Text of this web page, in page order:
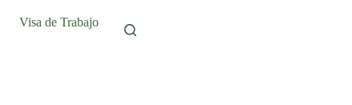
Visa de Trabajo